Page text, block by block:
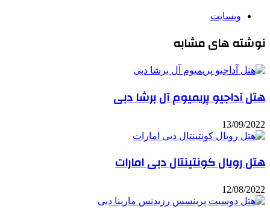
وبسایت
نوشته های مشابه
هتل آداجیو پریمیوم آل برشا دبی
13/09/2022
هتل رویال کونتینتال دبی امارات
12/08/2022